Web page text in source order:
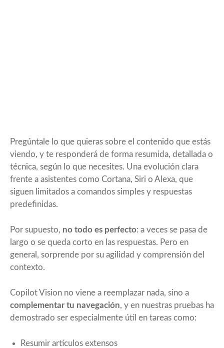
Pregúntale lo que quieras sobre el contenido que estás
viendo, y te responderá de forma resumida, detallada o
técnica, según lo que necesites. Una evolución clara
frente a asistentes como Cortana, Siri o Alexa, que
siguen limitados a comandos simples y respuestas
predefinidas.
Por supuesto, no todo es perfecto: a veces se pasa de
largo o se queda corto en las respuestas. Pero en
general, sorprende por su agilidad y comprensión del
contexto.
Copilot Vision no viene a reemplazar nada, sino a
complementar tu navegación, y en nuestras pruebas ha
demostrado ser especialmente útil en tareas como:
Resumir artículos extensos